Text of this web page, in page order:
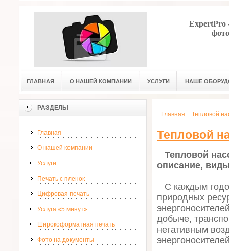
ExpertPro
ГЛАВНАЯ О НАШЕЙ КОМПАНИИ УСЛУГИ НАШЕ
РАЗДЕЛЫ
Главная
О нашей компании
Услуги
Печать с пленок
Цифровая печать
Услуга «5 минут»
Широкоформатная печать
Фото на документы
Главная Тепловой
Тепловой
Тепловой
описание,
С каждым
природных
добыче,
негативным